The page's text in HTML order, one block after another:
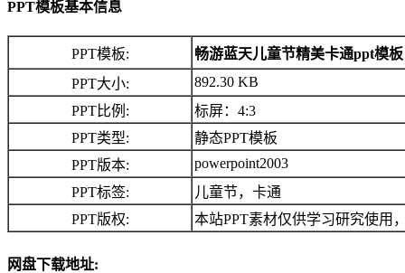
PPT模板基本信息
PPT模板:
畅游蓝天儿童节精美卡通ppt模板
PPT大小:
892.30 KB
PPT比例:
标屏：4:3
PPT类型:
静态PPT模板
PPT版本:
powerpoint2003
PPT标签:
儿童节，卡通
PPT版权:
本站PPT素材仅供学习研究使用
网盘下载地址: